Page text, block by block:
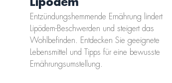
Lipödem
Entzündungshemmende Ernährung lindert
Lipödem-Beschwerden und steigert das
Wohlbefinden. Entdecken Sie geeignete
Lebensmittel und Tipps für eine bewusste
Ernährungsumstellung.